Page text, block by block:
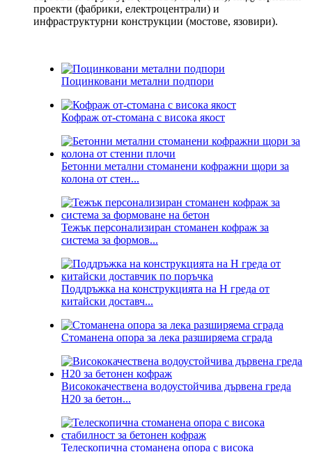
проекти (фабрики, електроцентрали) и
инфраструктурни конструкции (мостове, язовири).
Поцинковани метални подпори
Кофраж от-стомана с висока якост
Бетонни метални стоманени кофражни щори за
колона от стен...
Тежък персонализиран стоманен кофраж за
система за формов...
Поддръжка на конструкцията на H греда от
китайски доставч...
Стоманена опора за лека разширяема сграда
Висококачествена водоустойчива дървена греда
H20 за бетон...
Телескопична стоманена опора с висока